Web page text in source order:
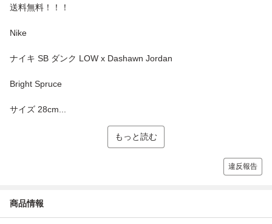
送料無料！！！
Nike
ナイキ SB ダンク LOW x Dashawn Jordan
Bright Spruce
サイズ 28cm...
もっと読む
違反報告
商品情報